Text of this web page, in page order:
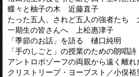
蝶々と柚子の木 近藤直子
たった五人、されど五人の強者たち
一期生の皆さんへ 上松惠津子
「季節のお話」を語る 樋口純明
「手のしごと」の授業のための朗唱
アントロポゾーフの両親から遠く離
クリストリープ・ヨープスト／小俣裕